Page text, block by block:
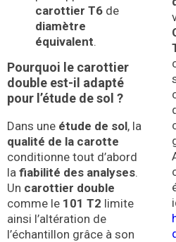
carottier T6 de
diamètre
équivalent.
Pourquoi le carottier
double est-il adapté
pour l’étude de sol ?
Dans une étude de sol, la
qualité de la carotte
conditionne tout d’abord
la fiabilité des analyses.
Un carottier double
comme le 101 T2 limite
ainsi l’altération de
l’échantillon grâce à son